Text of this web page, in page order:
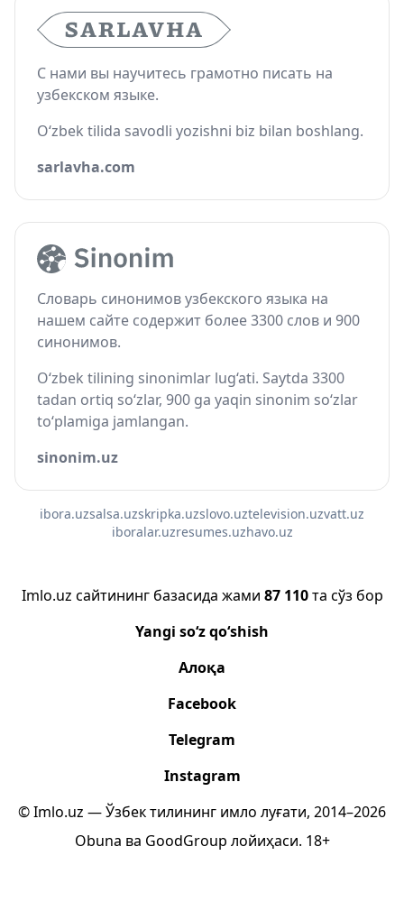
С нами вы научитесь грамотно писать на
узбекском языке.
O‘zbek tilida savodli yozishni biz bilan boshlang.
sarlavha.com
Словарь синонимов узбекского языка на
нашем сайте содержит более 3300 слов и 900
синонимов.
O‘zbek tilining sinonimlar lug‘ati. Saytda 3300
tadan ortiq so‘zlar, 900 ga yaqin sinonim so‘zlar
to‘plamiga jamlangan.
sinonim.uz
ibora.uzsalsa.uzskripka.uzslovo.uztelevision.uzvatt.uz
iboralar.uzresumes.uzhavo.uz
Imlo.uz сайтининг базасида жами 87 110та сўз бор
Yangi so‘z qo‘shish
Алоқа
Facebook
Telegram
Instagram
© Imlo.uz — Ўзбек тилининг имло луғати, 2014–2026
Obuna ва GoodGroup лойиҳаси. 18+